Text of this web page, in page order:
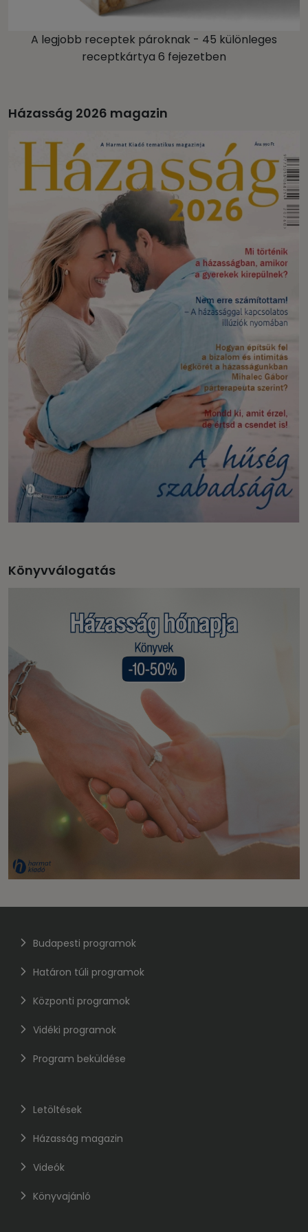
A legjobb receptek pároknak - 45 különleges
receptkártya 6 fejezetben
Házasság 2026 magazin
Könyvválogatás
Budapesti programok
Határon túli programok
Központi programok
Vidéki programok
Program beküldése
Letöltések
Házasság magazin
Videók
Könyvajánló